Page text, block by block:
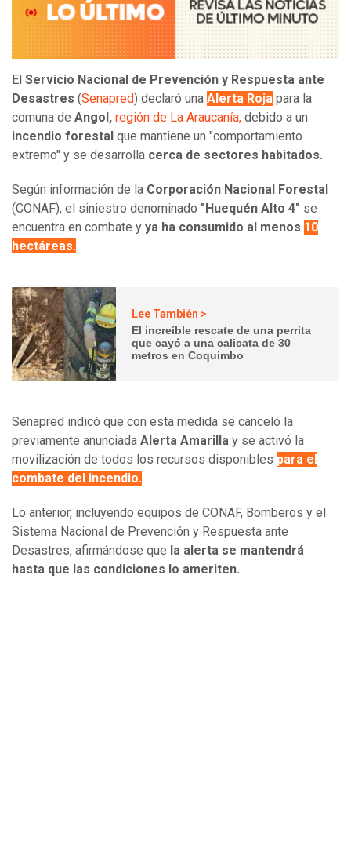
El Servicio Nacional de Prevención y Respuesta ante
Desastres (Senapred) declaró una Alerta Roja para la
comuna de Angol, región de La Araucanía, debido a un
incendio forestal que mantiene un "comportamiento
extremo" y se desarrolla cerca de sectores habitados.
Según información de la Corporación Nacional Forestal
(CONAF), el siniestro denominado "Huequén Alto 4" se
encuentra en combate y ya ha consumido al menos 10
hectáreas.
Lee También >
El increíble rescate de una perrita
que cayó a una calicata de 30
metros en Coquimbo
Senapred indicó que con esta medida se canceló la
previamente anunciada Alerta Amarilla y se activó la
movilización de todos los recursos disponibles para el
combate del incendio.
Lo anterior, incluyendo equipos de CONAF, Bomberos y el
Sistema Nacional de Prevención y Respuesta ante
Desastres, afirmándose que la alerta se mantendrá
hasta que las condiciones lo ameriten.